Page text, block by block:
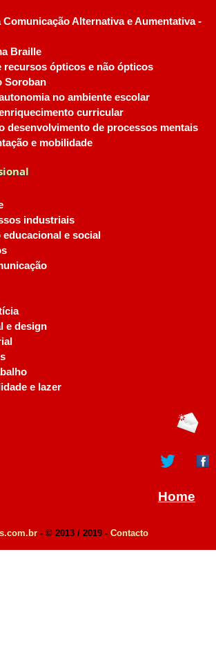
Comunicação Alternativa e Aumentativa -
Braille
recursos ópticos e não ópticos
Soroban
no ambiente escolar
curricular
desenvolvimento de processos mentais
e mobilidade
industriais
e social
e design
e lazer
Home
- © 2013 / 2019 - Contacto